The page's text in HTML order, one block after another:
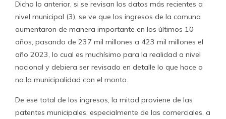
Dicho lo anterior, si se revisan los datos más recientes a
nivel municipal (3), se ve que los ingresos de la comuna
aumentaron de manera importante en los últimos 10
años, pasando de 237 mil millones a 423 mil millones el
año 2023, lo cual es muchísimo para la realidad a nivel
nacional y debiera ser revisado en detalle lo que hace o
no la municipalidad con el monto.
De ese total de los ingresos, la mitad proviene de las
patentes municipales, especialmente de las comerciales, a